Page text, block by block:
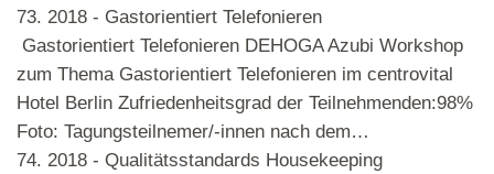
73. 2018 - Gastorientiert Telefonieren
Gastorientiert Telefonieren DEHOGA Azubi Workshop
zum Thema Gastorientiert Telefonieren im centrovital
Hotel Berlin Zufriedenheitsgrad der Teilnehmenden:98%
Foto: Tagungsteilnemer/-innen nach dem…
74. 2018 - Qualitätsstandards Housekeeping